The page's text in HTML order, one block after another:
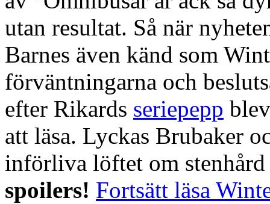
utan resultat. Så när
Barnes även känd som
förväntningarna och
efter Rikards seriepepp
att läsa. Lyckas Brubaker
införliva löftet om
spoilers! Fortsätt läsa